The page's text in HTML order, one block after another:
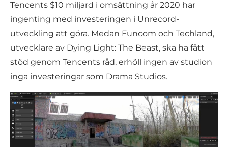
Tencents $10 miljard i omsättning år 2020 har
ingenting med investeringen i Unrecord-
utveckling att göra. Medan Funcom och Techland,
utvecklare av Dying Light: The Beast, ska ha fått
stöd genom Tencents råd, erhöll ingen av studion
inga investeringar som Drama Studios.